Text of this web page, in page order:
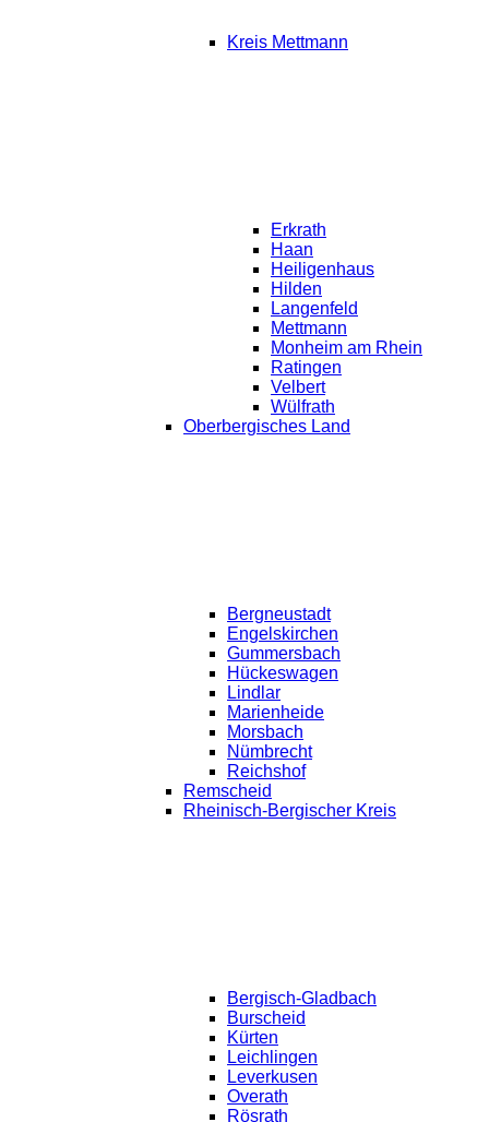
Kreis Mettmann
Erkrath
Haan
Heiligenhaus
Hilden
Langenfeld
Mettmann
Monheim am Rhein
Ratingen
Velbert
Wülfrath
Oberbergisches Land
Bergneustadt
Engelskirchen
Gummersbach
Hückeswagen
Lindlar
Marienheide
Morsbach
Nümbrecht
Reichshof
Remscheid
Rheinisch-Bergischer Kreis
Bergisch-Gladbach
Burscheid
Kürten
Leichlingen
Leverkusen
Overath
Rösrath